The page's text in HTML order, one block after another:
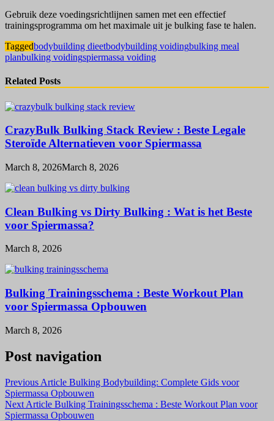
Gebruik deze voedingsrichtlijnen samen met een effectief
trainingsprogramma om het maximale uit je bulking fase te halen.
Taggedbodybuilding dieetbodybuilding voidingbulking meal
planbulking voidingspiermassa voiding
Related Posts
CrazyBulk Bulking Stack Review : Beste Legale
Steroïde Alternatieven voor Spiermassa
March 8, 2026March 8, 2026
Clean Bulking vs Dirty Bulking : Wat is het Beste
voor Spiermassa?
March 8, 2026
Bulking Trainingsschema : Beste Workout Plan
voor Spiermassa Opbouwen
March 8, 2026
Post navigation
Previous Article Bulking Bodybuilding: Complete Gids voor
Spiermassa Opbouwen
Next Article Bulking Trainingsschema : Beste Workout Plan voor
Spiermassa Opbouwen